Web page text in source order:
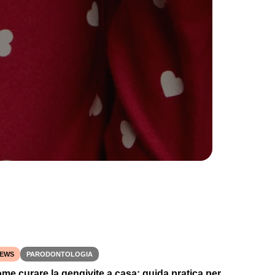
PARODONTOLOGIA